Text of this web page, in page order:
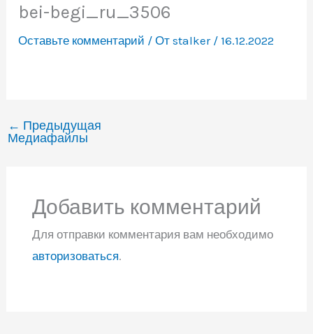
bei-begi_ru_3506
Оставьте комментарий / Отstalker / 16.12.2022
← Предыдущая
Медиафайлы
Добавить комментарий
Для отправки комментария вам необходимо
авторизоваться.